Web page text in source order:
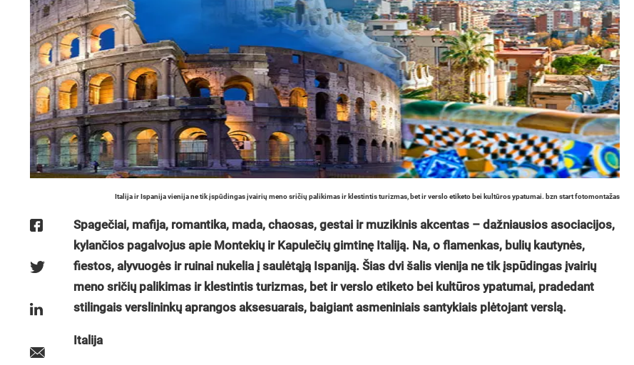
Italija ir Ispanija vienija ne tik įspūdingas įvairių meno sričių palikimas ir klestintis turizmas, bet ir verslo etiketo bei kultūros ypatumai. bzn start fotomontažas
Spagečiai, mafija, romantika, mada, chaosas, gestai ir muzikinis akcentas – dažniausios asociacijos,
kylančios pagalvojus apie Montekių ir Kapulečių gimtinę Italiją. Na, o flamenkas, bulių kautynės,
fiestos, alyvuogės ir ruinai nukelia į saulėtąją Ispaniją. Šias dvi šalis vienija ne tik įspūdingas įvairių
meno sričių palikimas ir klestintis turizmas, bet ir verslo etiketo bei kultūros ypatumai, pradedant
stilingais verslininkų aprangos aksesuarais, baigiant asmeniniais santykiais plėtojant verslą.
Italija